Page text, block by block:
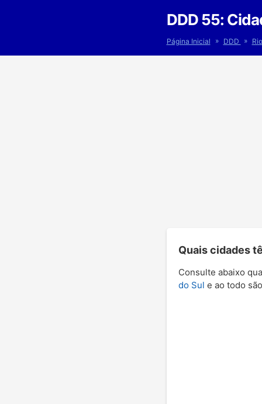
DDD 55:
Página Inicial » DDD »
Quais cidades
Consulte abaixo
do Sul e ao todo